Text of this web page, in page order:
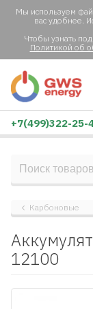
Мы используем
вас удобнее.
Чтобы узнать
Политикой об
+7(499)322-25-
Карбоновые
12100